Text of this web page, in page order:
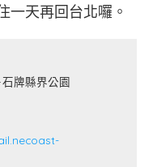
一天再回台北囉。
牌縣界公園